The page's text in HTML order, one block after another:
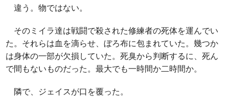
違う。物ではない。
そのミイラ達は戦闘で殺された修練者の死体を運んでい
た。それらは血を滴らせ、ぼろ布に包まれていた。幾つか
は身体の一部が欠損していた。死臭から判断するに、死ん
で間もないものだった。最大でも一時間か二時間か。
隣で、ジェイスが口を覆った。